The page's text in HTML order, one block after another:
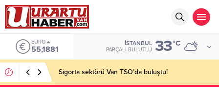
EURO
55,1881
İSTANBUL
PARÇALI BULUTLU 33°C
Sigorta sektörü Van TSO’da buluştu!